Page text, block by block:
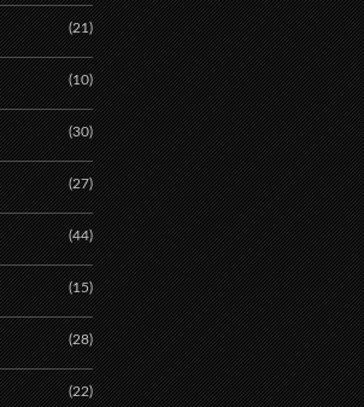
(21)
(10)
(30)
(27)
(44)
(15)
(28)
(22)